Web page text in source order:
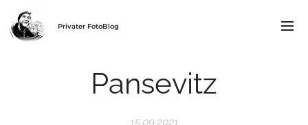
Privater FotoBlog
Pansevitz
15.09.2021